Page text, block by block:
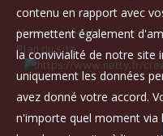
Mentions légales
Plan du site
contenu en rapport avec
permettent également
la convivialité de notre site
uniquement les données
avez donné votre accord.
n'importe quel moment via